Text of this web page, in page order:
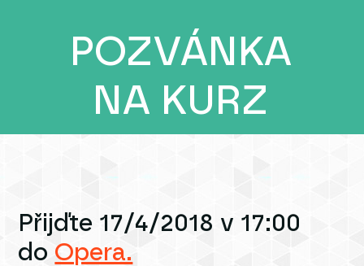
POZVÁNKA
NA KURZ
Přijďte 17/4/2018 v 17:00
do Opera.